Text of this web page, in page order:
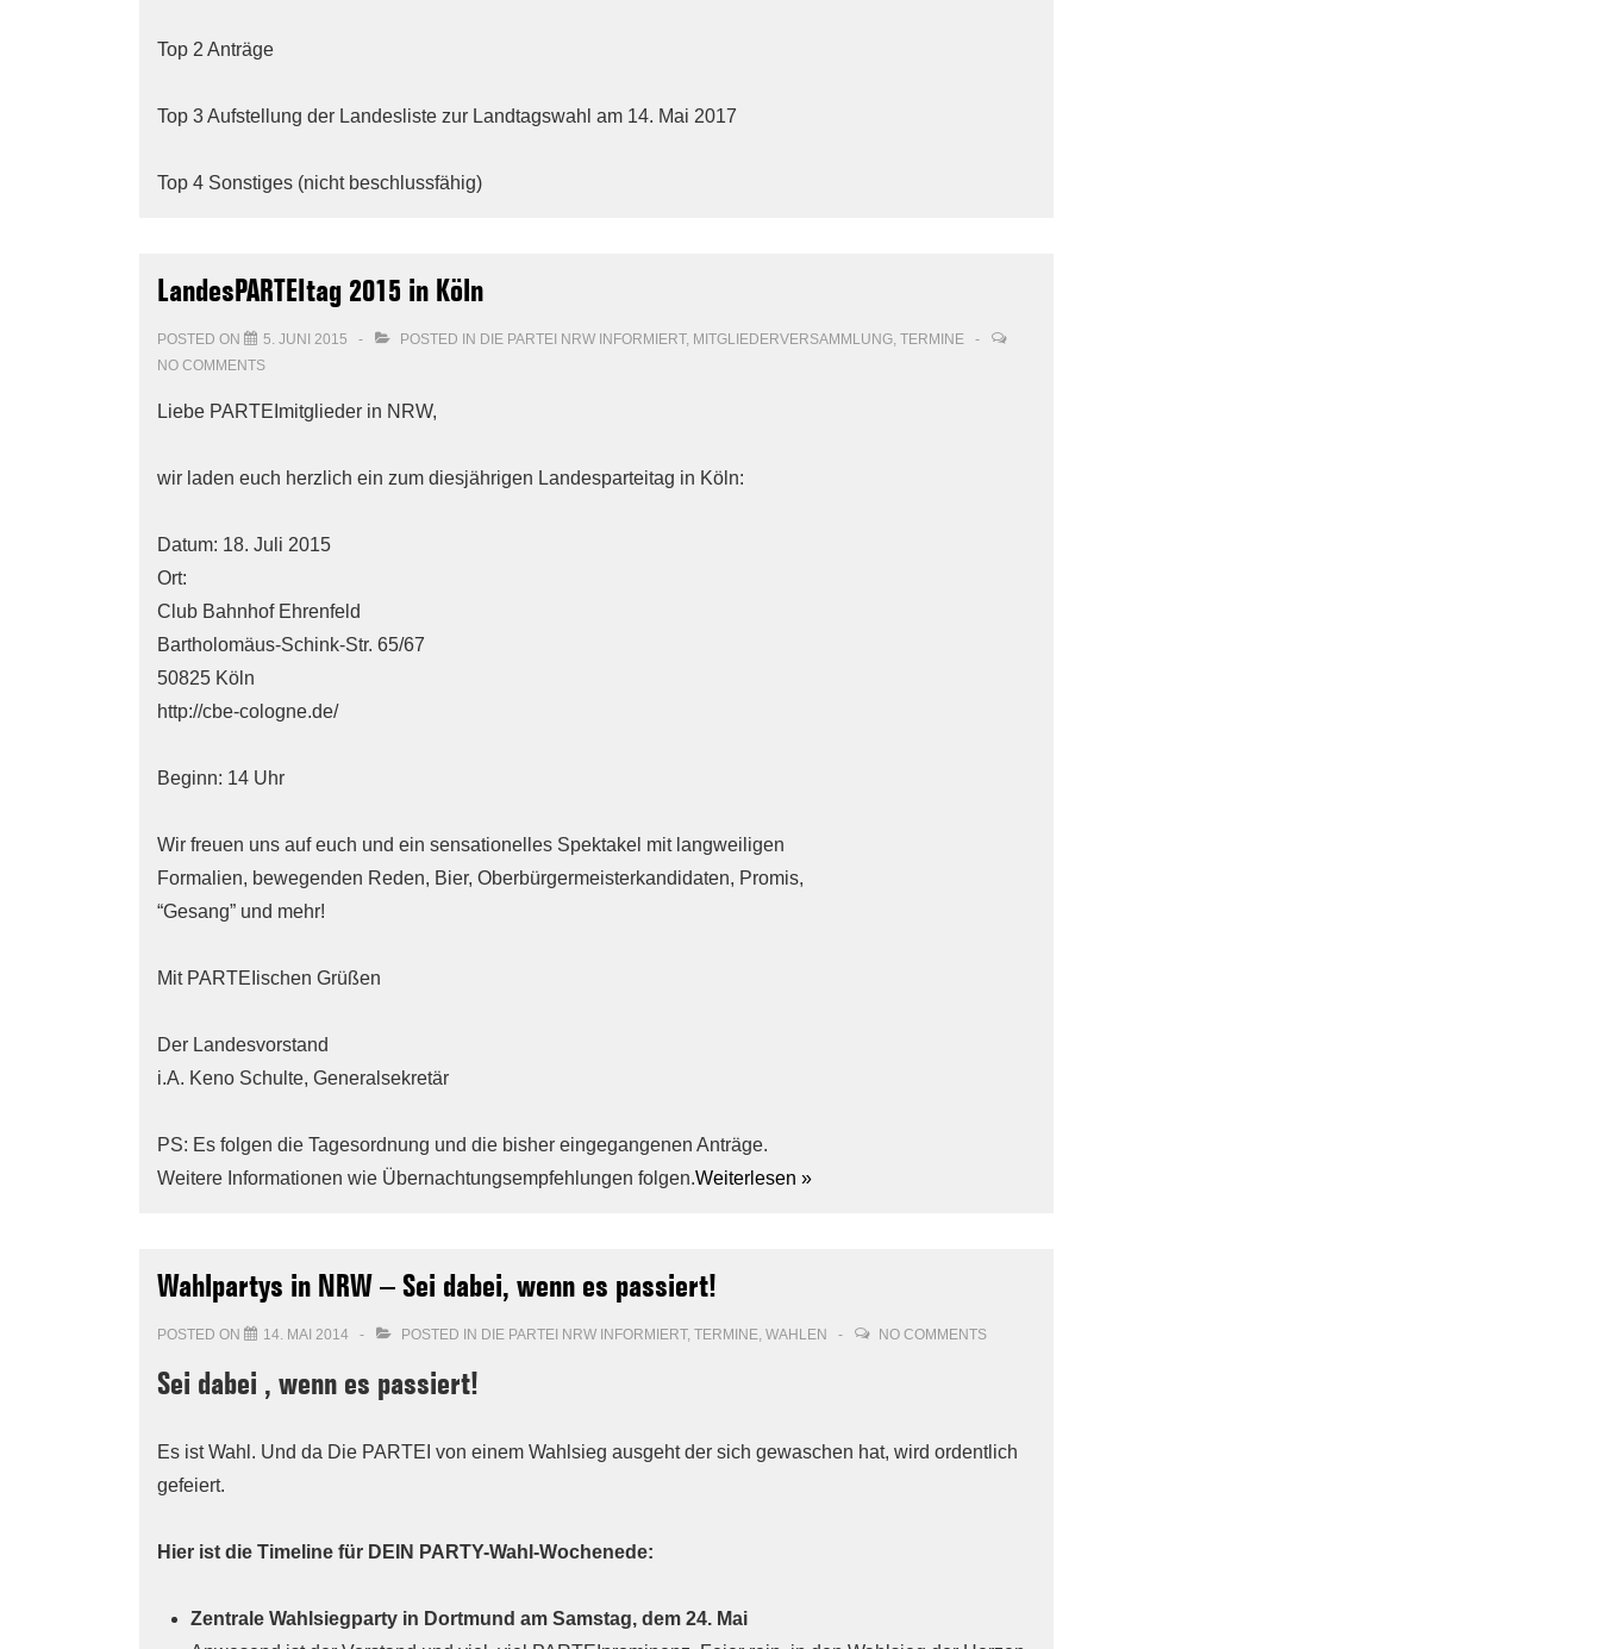
Top 2 Anträge
Top 3 Aufstellung der Landesliste zur Landtagswahl am 14. Mai 2017
Top 4 Sonstiges (nicht beschlussfähig)
LandesPARTEItag 2015 in Köln
POSTED ON 5. JUNI 2015 POSTED IN DIE PARTEI NRW INFORMIERT, MITGLIEDERVERSAMMLUNG, TERMINE
NO COMMENTS
Liebe PARTEImitglieder in NRW,
wir laden euch herzlich ein zum diesjährigen Landesparteitag in Köln:
Datum: 18. Juli 2015
Ort:
Club Bahnhof Ehrenfeld
Bartholomäus-Schink-Str. 65/67
50825 Köln
http://cbe-cologne.de/
Beginn: 14 Uhr
Wir freuen uns auf euch und ein sensationelles Spektakel mit langweiligen
Formalien, bewegenden Reden, Bier, Oberbürgermeisterkandidaten, Promis,
“Gesang” und mehr!
Mit PARTEIischen Grüßen
Der Landesvorstand
i.A. Keno Schulte, Generalsekretär
PS: Es folgen die Tagesordnung und die bisher eingegangenen Anträge.
Weitere Informationen wie Übernachtungsempfehlungen folgen.Weiterlesen »
Wahlpartys in NRW – Sei dabei, wenn es passiert!
POSTED ON 14. MAI 2014 POSTED IN DIE PARTEI NRW INFORMIERT, TERMINE, WAHLEN NO COMMENTS
Sei dabei , wenn es passiert!
Es ist Wahl. Und da Die PARTEI von einem Wahlsieg ausgeht der sich gewaschen hat, wird ordentlich
gefeiert.
Hier ist die Timeline für DEIN PARTY-Wahl-Wochenede:
Zentrale Wahlsiegparty in Dortmund am Samstag, dem 24. Mai